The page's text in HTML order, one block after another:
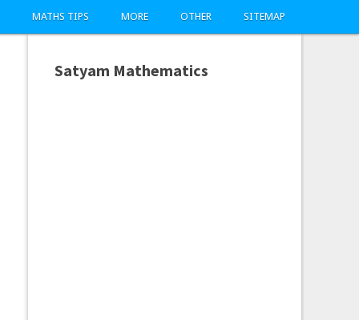
MATHS TIPS MORE OTHER SITEMAP
Satyam Mathematics